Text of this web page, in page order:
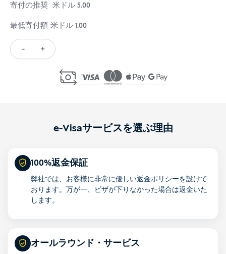
寄付の推奨 米ドル 5.00
最低寄付額 米ドル 1.00
-
Donate
+
e-Visaサービスを選ぶ理由
100%返金保証
弊社では、お客様に非常に優しい返金ポリシーを設けて
おります。万が一、ビザが下りなかった場合は返金いた
します。
オールラウンド・サービス